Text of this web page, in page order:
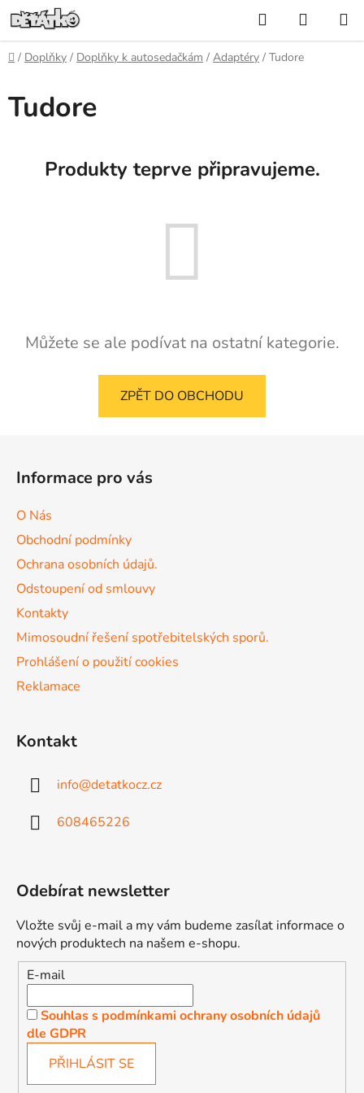
Přejít
na
obsah
Hledat
KOŠÍK
Domů
/ Doplňky / Doplňky k autosedačkám / Adaptéry / Tudore
Tudore
Produkty teprve připravujeme.
Můžete se ale podívat na ostatní kategorie.
ZPĚT DO OBCHODU
Informace pro vás
O Nás
Obchodní podmínky
Ochrana osobních údajů.
Odstoupení od smlouvy
Kontakty
Mimosoudní řešení spotřebitelských sporů.
Prohlášení o použití cookies
Reklamace
Kontakt
info@detatkocz.cz
608465226
Odebírat newsletter
Vložte svůj e-mail a my vám budeme zasílat informace o
nových produktech na našem e-shopu.
E-mail
Souhlas s podmínkami ochrany osobních údajů
dle GDPR
PŘIHLÁSIT SE